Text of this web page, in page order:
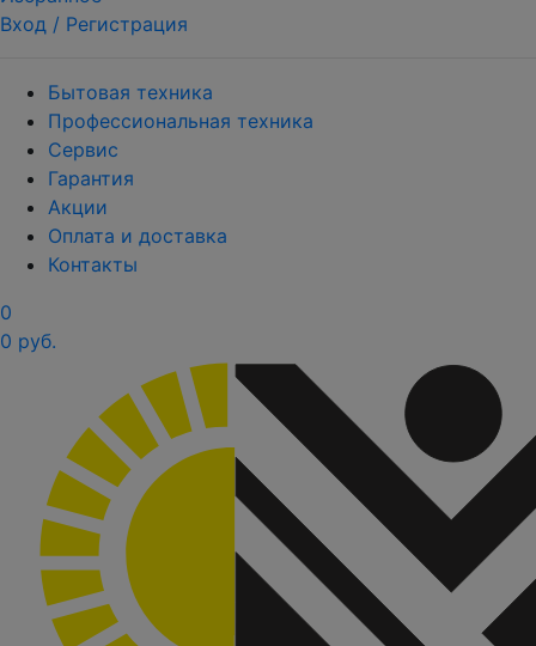
Вход / Регистрация
Бытовая техника
Профессиональная техника
Сервис
Гарантия
Акции
Оплата и доставка
Контакты
0
0 руб.